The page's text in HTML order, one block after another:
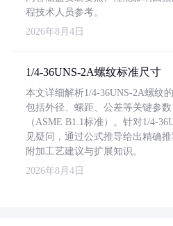
程技术人员参考。
2026年8月4日
1/4-36UNS-2A螺纹标准尺寸
本文详细解析1/4-36UNS-2A螺纹
包括外径、螺距、公差等关键参
（ASME B1.1标准）。针对1/4-
见疑问，通过公式推导给出精确
附加工艺建议与扩展知识。
2026年8月4日